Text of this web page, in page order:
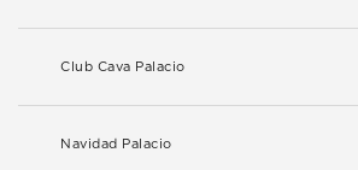
Club Cava Palacio
Navidad Palacio